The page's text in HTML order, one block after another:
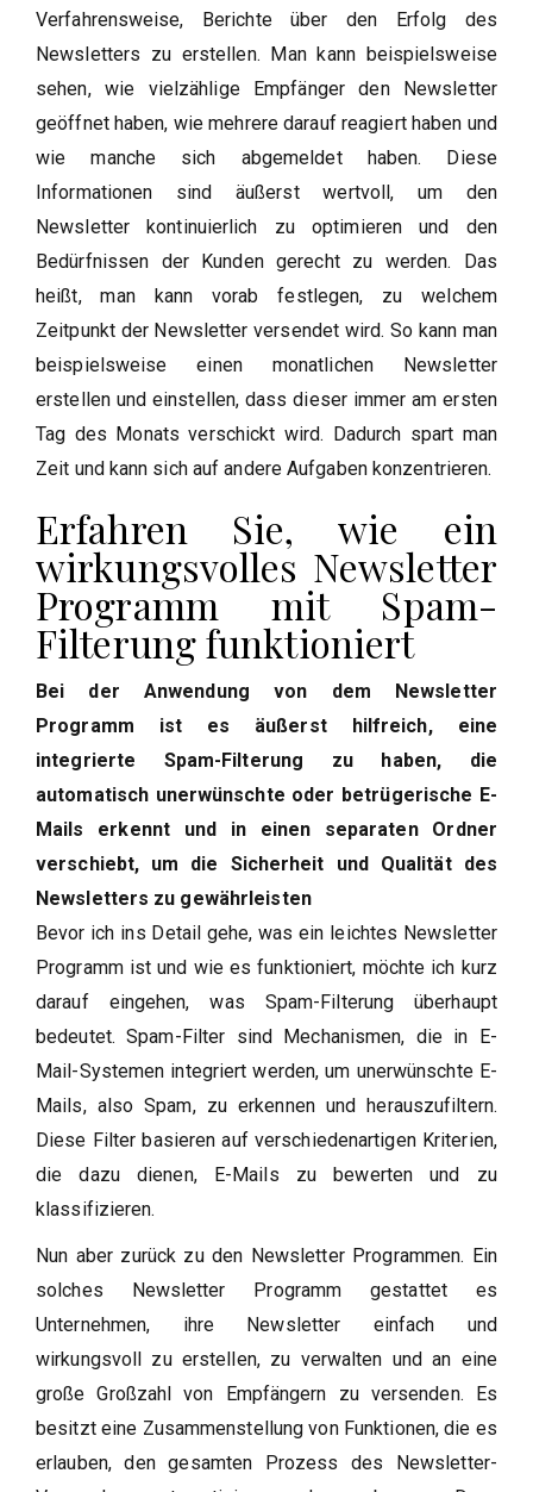
Verfahrensweise, Berichte über den Erfolg des
Newsletters zu erstellen. Man kann beispielsweise
sehen, wie vielzählige Empfänger den Newsletter
geöffnet haben, wie mehrere darauf reagiert haben und
wie manche sich abgemeldet haben. Diese
Informationen sind äußerst wertvoll, um den
Newsletter kontinuierlich zu optimieren und den
Bedürfnissen der Kunden gerecht zu werden. Das
heißt, man kann vorab festlegen, zu welchem
Zeitpunkt der Newsletter versendet wird. So kann man
beispielsweise einen monatlichen Newsletter
erstellen und einstellen, dass dieser immer am ersten
Tag des Monats verschickt wird. Dadurch spart man
Zeit und kann sich auf andere Aufgaben konzentrieren.
Erfahren Sie, wie ein
wirkungsvolles Newsletter
Programm mit Spam-
Filterung funktioniert
Bei der Anwendung von dem Newsletter
Programm ist es äußerst hilfreich, eine
integrierte Spam-Filterung zu haben, die
automatisch unerwünschte oder betrügerische E-
Mails erkennt und in einen separaten Ordner
verschiebt, um die Sicherheit und Qualität des
Newsletters zu gewährleisten
Bevor ich ins Detail gehe, was ein leichtes Newsletter
Programm ist und wie es funktioniert, möchte ich kurz
darauf eingehen, was Spam-Filterung überhaupt
bedeutet. Spam-Filter sind Mechanismen, die in E-
Mail-Systemen integriert werden, um unerwünschte E-
Mails, also Spam, zu erkennen und herauszufiltern.
Diese Filter basieren auf verschiedenartigen Kriterien,
die dazu dienen, E-Mails zu bewerten und zu
klassifizieren.
Nun aber zurück zu den Newsletter Programmen. Ein
solches Newsletter Programm gestattet es
Unternehmen, ihre Newsletter einfach und
wirkungsvoll zu erstellen, zu verwalten und an eine
große Großzahl von Empfängern zu versenden. Es
besitzt eine Zusammenstellung von Funktionen, die es
erlauben, den gesamten Prozess des Newsletter-